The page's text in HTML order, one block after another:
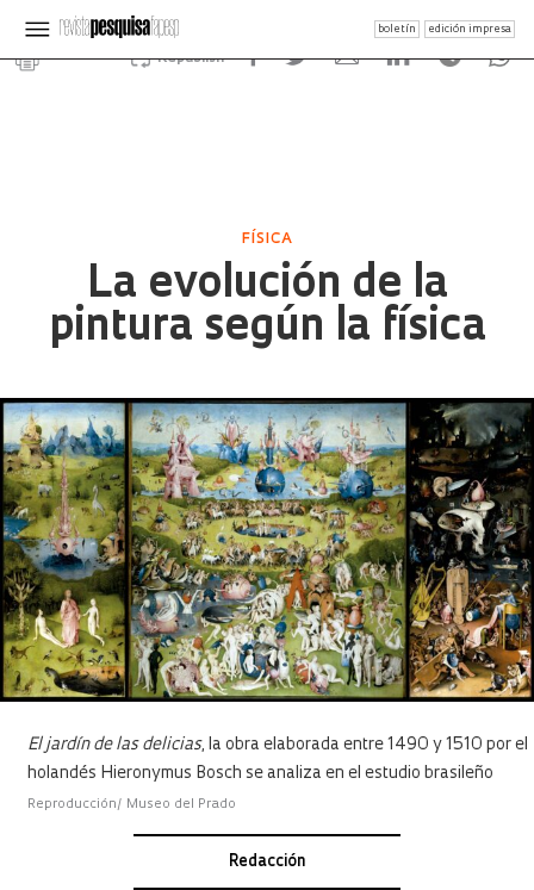
boletín edición impresa
Republish
FÍSICA
La evolución de la
pintura según la física
El jardín de las delicias, la obra elaborada entre 1490 y 1510 por el
holandés Hieronymus Bosch se analiza en el estudio brasileño
Reproducción/ Museo del Prado
Redacción